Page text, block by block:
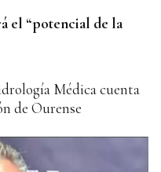
el “potencial de la
Médica cuenta
de Ourense